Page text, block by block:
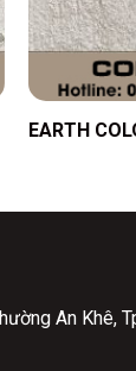
EARTH
An Khê,